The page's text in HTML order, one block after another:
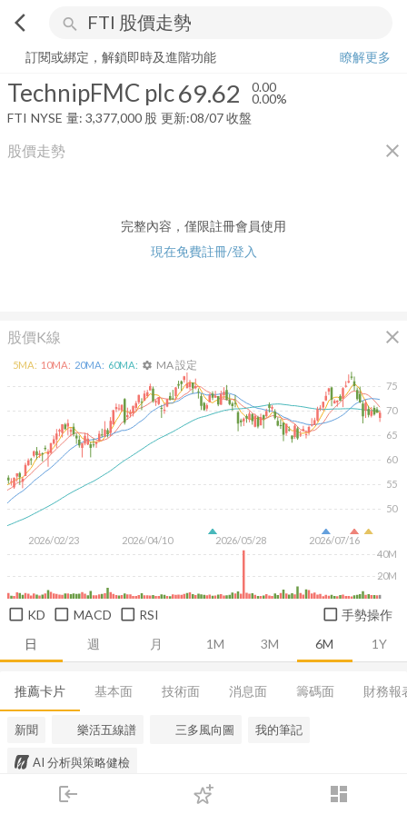
arrow_back_ios search
login dashboard
下單
TechnipFMC plc 69.62 0.00%
訂閱或綁定，解鎖即時及進階功能
瞭解更多
TechnipFMC plc69.62 0.00
0.00%
FTI NYSE 量: 3,377,000 股 更新:08/07 收盤
股價走勢 close
完整內容，僅限註冊會員使用
現在免費註冊/登入
股價K線 close
日 週 月 1M 3M 6M 1Y
2026/02/23 2026/04/10 2026/05/28 2026/07/16
50
55
60
65
70
75
20M
40M
5MA: 10MA: 20MA: 60MA: settings MA 設定
KD MACD RSI 手勢操作
推薦卡片 基本面 技術面 消息面 籌碼面 財務報
新聞 樂活五線譜 三多風向圖 我的筆記
AI 分析與策略健檢